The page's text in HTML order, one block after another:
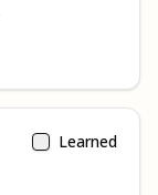
Learned